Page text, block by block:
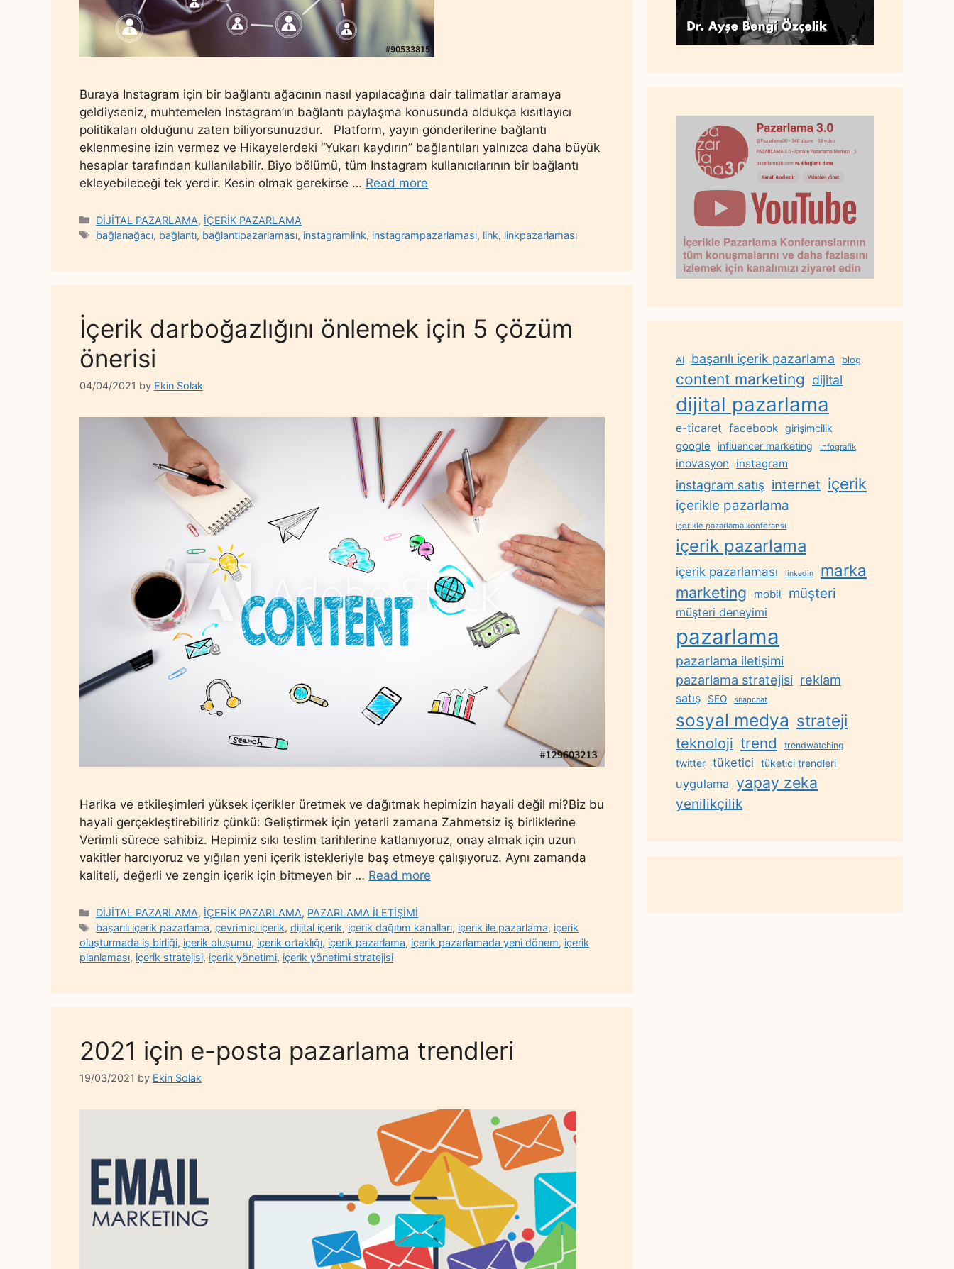
Buraya Instagram için bir bağlantı ağacının nasıl yapılacağına dair talimatlar aramaya
geldiyseniz, muhtemelen Instagram’ın bağlantı paylaşma konusunda oldukça kısıtlayıcı
politikaları olduğunu zaten biliyorsunuzdur. Platform, yayın gönderilerine bağlantı
eklenmesine izin vermez ve Hikayelerdeki “Yukarı kaydırın” bağlantıları yalnızca daha büyük
hesaplar tarafından kullanılabilir. Biyo bölümü, tüm Instagram kullanıcılarının bir bağlantı
ekleyebileceği tek yerdir. Kesin olmak gerekirse … Read more
Categories
DİJİTAL PAZARLAMA, İÇERİK PAZARLAMA
Tags
bağlanağacı, bağlantı, bağlantıpazarlaması, instagramlink, instagrampazarlaması, link, linkpazarlaması
İçerik darboğazlığını önlemek için 5 çözüm
önerisi
04/04/2021 by Ekin Solak
Harika ve etkileşimleri yüksek içerikler üretmek ve dağıtmak hepimizin hayali değil mi?Biz bu
hayali gerçekleştirebiliriz çünkü: Geliştirmek için yeterli zamana Zahmetsiz iş birliklerine
Verimli sürece sahibiz. Hepimiz sıkı teslim tarihlerine katlanıyoruz, onay almak için uzun
vakitler harcıyoruz ve yığılan yeni içerik istekleriyle baş etmeye çalışıyoruz. Aynı zamanda
kaliteli, değerli ve zengin içerik için bitmeyen bir … Read more
Categories
DİJİTAL PAZARLAMA, İÇERİK PAZARLAMA, PAZARLAMA İLETİŞİMİ
Tags
başarılı içerik pazarlama,çevrimiçi içerik,dijital içerik, içerik dağıtım kanalları, içerik ile pazarlama, içerik
oluşturmada iş birliği, içerik oluşumu, içerik ortaklığı, içerik pazarlama, içerik pazarlamada yeni dönem, içerik
planlaması, içerik stratejisi, içerik yönetimi, içerik yönetimi stratejisi
2021 için e-posta pazarlama trendleri
19/03/2021 by Ekin Solak
AI başarılı içerik pazarlama blog
content marketing dijital
dijital pazarlama
e-ticaret facebook girişimcilik
google influencer marketing infografik
inovasyon instagram
instagram satış internet içerik
içerikle pazarlama
içerikle pazarlama konferansı
içerik pazarlama
içerik pazarlaması linkedin marka
marketing mobil müşteri
müşteri deneyimi
pazarlama
pazarlama iletişimi
pazarlama stratejisi reklam
satış SEO snapchat
sosyal medya strateji
teknoloji trend trendwatching
twitter tüketici tüketici trendleri
uygulama yapay zeka
yenilikçilik